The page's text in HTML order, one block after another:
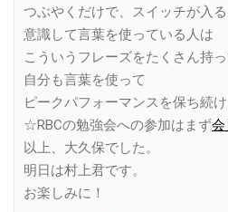
つぶやくだけで、スイッチが入る
意識して言葉を使っている人は
こういうフレーズをたくさん持っ
自分も言葉を使って
ピークパフォーマンスを保ち続け
☆RBCの勉強会への参加はまず会
以上、大久保でした。
明日は村上君です。
お楽しみに！